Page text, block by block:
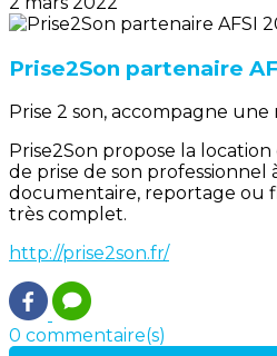
Prise2Son partenaire
Prise 2 son, accompagne une
Prise2Son propose la
de prise de son professionnel
documentaire, reportage ou
très complet.
http://prise2son.fr/
0 commentaire(s)